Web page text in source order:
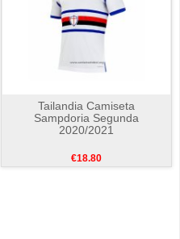
Tailandia Camiseta
Sampdoria Segunda
2020/2021
€18.80